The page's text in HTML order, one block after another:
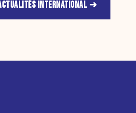
INTERNATIONAL